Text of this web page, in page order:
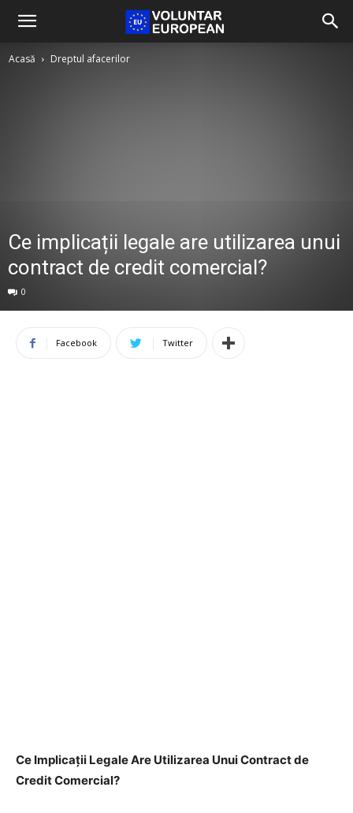
Acasă Dreptul afacerilor
Ce implicații legale are utilizarea unui
contract de credit comercial?
0
Facebook Twitter
Ce Implicații Legale Are Utilizarea Unui Contract de
Credit Comercial?